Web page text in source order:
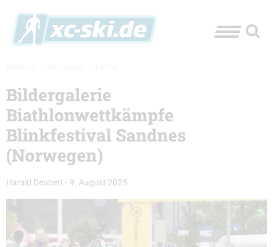
Bildergalerie
Biathlonwettkämpfe
Blinkfestival Sandnes
(Norwegen)
Harald Deubert - 9. August 2025